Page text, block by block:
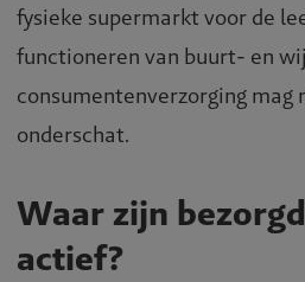
fysieke supermarkt voor de
functioneren van buurt- en
consumentenverzorging mag
onderschat.
Waar zijn
actief?